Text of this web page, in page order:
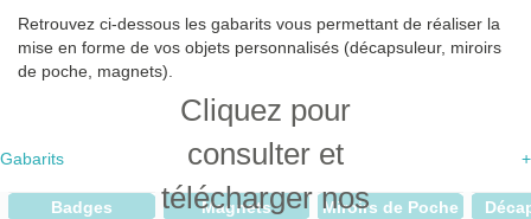
Retrouvez ci-dessous les gabarits vous permettant de réaliser la
mise en forme de vos objets personnalisés (décapsuleur, miroirs
de poche, magnets).
Gabarits +
Cliquez pour
consulter et
télécharger nos
Badges Magnets Miroirs de Poche